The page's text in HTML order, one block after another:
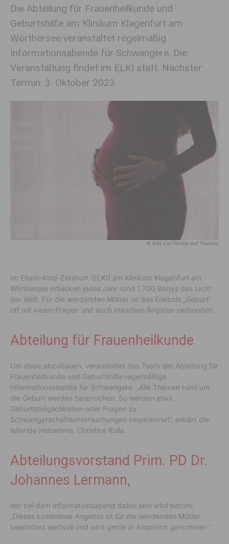
Die Abteilung für Frauenheilkunde und
Geburtshilfe am Klinikum Klagenfurt am
Wörthersee veranstaltet regelmäßig
Informationsabende für Schwangere. Die
Veranstaltung findet im ELKI statt. Nächster
Termin: 3. Oktober 2023
© Bild von Pexels auf Pixabay
Im Eltern-Kind-Zentrum (ELKI) am Klinikum Klagenfurt am
Wörthersee erblicken jedes Jahr rund 1.700 Babys das Licht
der Welt. Für die werdenden Mütter ist das Erlebnis „Geburt“
oft mit vielen Fragen und auch manchen Ängsten verbunden.
Abteilung für Frauenheilkunde
Um diese abzubauen, veranstaltet das Team der Abteilung für
Frauenheilkunde und Geburtshilfe regelmäßige
Informationsabende für Schwangere. „Alle Themen rund um
die Geburt werden besprochen. So werden etwa
Geburtsmöglichkeiten oder Fragen zu
Schwangerschaftsuntersuchungen beantwortet“, erklärt die
leitende Hebamme, Christina Kulle.
Abteilungsvorstand Prim. PD Dr.
Johannes Lermann,
der bei dem Informationsabend dabei sein wird betont:
„Dieses kostenlose Angebot ist für die werdenden Mütter
besonders wertvoll und wird gerne in Anspruch genommen.“